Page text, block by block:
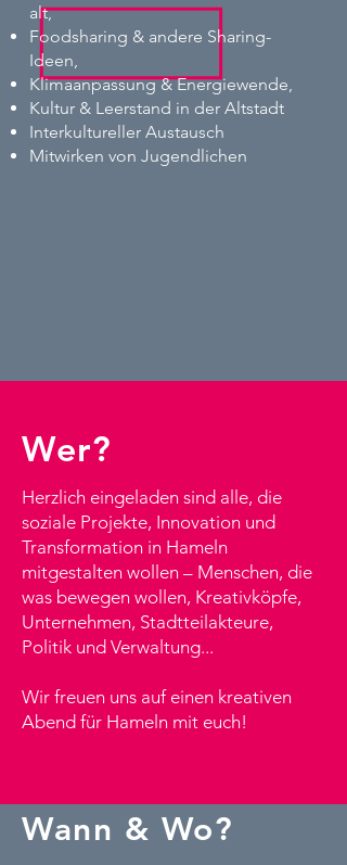
alt,
Foodsharing & andere Sharing-
Ideen,
Klimaanpassung & Energiewende,
Kultur & Leerstand in der Altstadt
Interkultureller Austausch
Mitwirken von Jugendlichen
Wer?
Herzlich eingeladen sind alle, die
soziale Projekte, Innovation und
Transformation in Hameln
mitgestalten wollen – Menschen, die
was bewegen wollen, Kreativköpfe,
Unternehmen, Stadtteilakteure,
Politik und Verwaltung...
Wir freuen uns auf einen kreativen
Abend für Hameln mit euch!
Wann & Wo?